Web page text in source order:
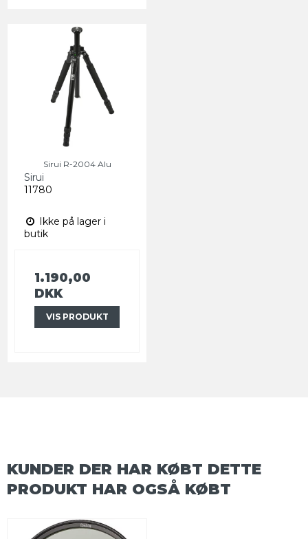
Sirui R-2004 Alu
Sirui
11780
Ikke på lager i
butik
1.190,00
DKK
VIS PRODUKT
KUNDER DER HAR KØBT DETTE
PRODUKT HAR OGSÅ KØBT